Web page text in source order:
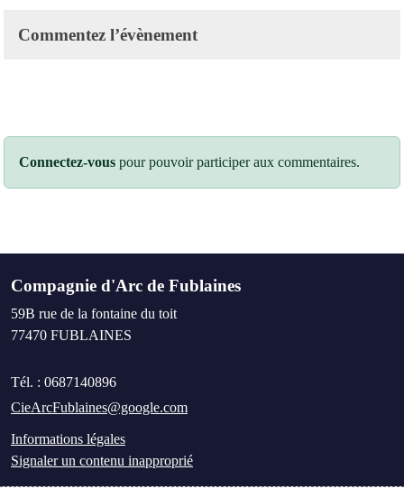
Commentez l’évènement
Connectez-vous pour pouvoir participer aux commentaires.
Compagnie d'Arc de Fublaines
59B rue de la fontaine du toit
77470 FUBLAINES
Tél. : 0687140896
CieArcFublaines@google.com
Informations légales
Signaler un contenu inapproprié